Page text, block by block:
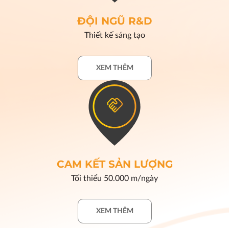
ĐỘI NGŨ R&D
Thiết kế sáng tạo
XEM THÊM
CAM KẾT SẢN LƯỢNG
Tối thiểu 50.000 m/ngày
XEM THÊM